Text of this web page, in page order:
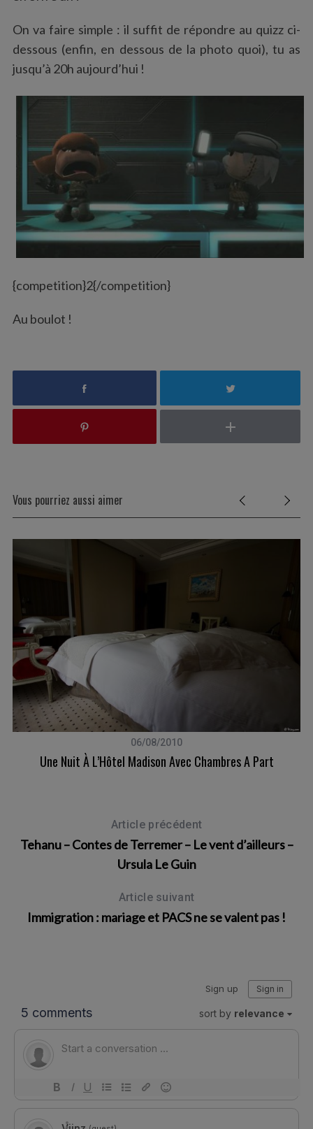
On va faire simple : il suffit de répondre au quizz ci-
dessous (enfin, en dessous de la photo quoi), tu as
jusqu’à 20h aujourd’hui !
{competition}2{/competition}
Au boulot !
Vous pourriez aussi aimer
06/08/2010
Une Nuit À L’Hôtel Madison Avec Chambres A Part
Article précédent
Tehanu – Contes de Terremer – Le vent d’ailleurs –
Ursula Le Guin
Article suivant
Immigration : mariage et PACS ne se valent pas !